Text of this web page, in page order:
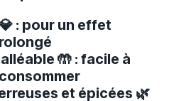
: pour un effet
🤲 : facile à
et épicées 🌿